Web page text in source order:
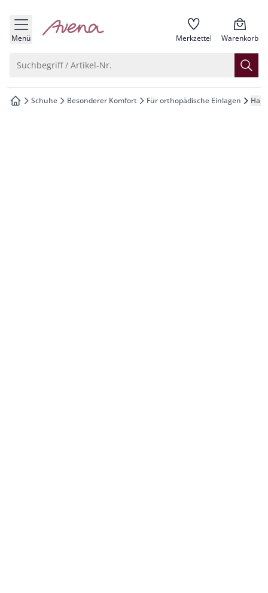
springen
springen
springen
springen
Menü zur Startseite Merkzettel Warenkorb
Suchbegriff / Artikel-Nr.
zur Startseite
Schuhe Besonderer Komfort Für orthopädische Einlagen